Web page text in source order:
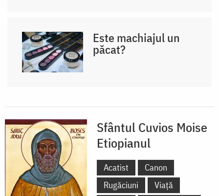
Este machiajul un
păcat?
Sfântul Cuvios Moise
Etiopianul
Acatist
Canon
Rugăciuni
Viață